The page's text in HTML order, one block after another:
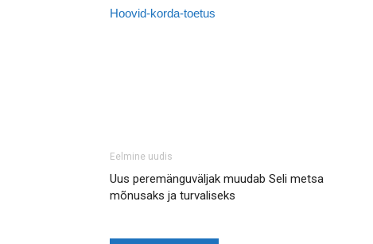
Hoovid-korda-toetus
Eelmine uudis
Uus peremänguväljak muudab Seli metsa
mõnusaks ja turvaliseks